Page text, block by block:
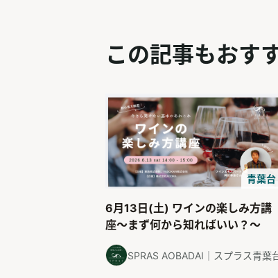
この記事もおす
青葉台
6月13日(土) ワインの楽しみ方講
座〜まず何から知ればいい？〜
SPRAS AOBADAI｜スプラス青葉